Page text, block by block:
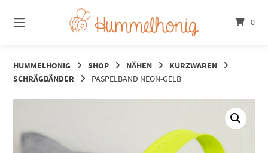
zum
Inhalt
0
HUMMELHONIG SHOP NÄHEN
KURZWAREN
SCHRÄGBÄNDER
PASPELBAND NEON-GELB